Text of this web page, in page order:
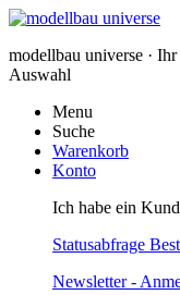
modellbau universe ·
Auswahl
Menu
Suche
Warenkorb
Konto
Ich habe ein
Statusabfrage
Newsletter -